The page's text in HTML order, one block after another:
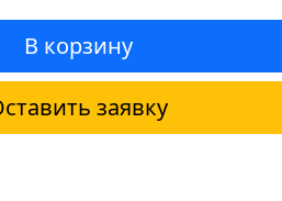
В корзину
заявку